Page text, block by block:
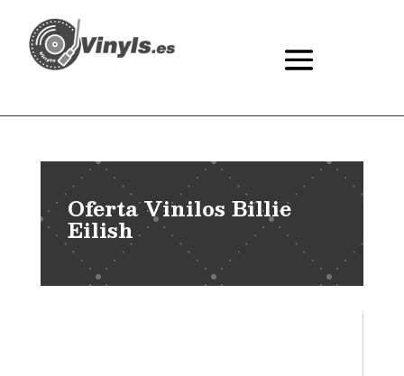
Oferta Vinilos Billie
Eilish